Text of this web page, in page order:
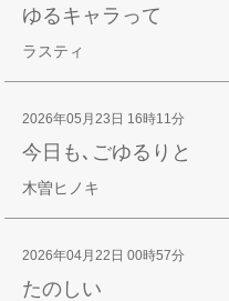
ゆるキャラって
ラスティ
2026年05月23日 16時11分
今日も､ごゆるりと
木曽ヒノキ
2026年04月22日 00時57分
たのしい